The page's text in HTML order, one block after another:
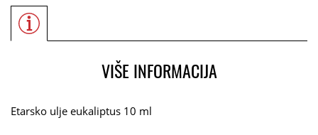
VIŠE INFORMACIJA
Etarsko ulje eukaliptus 10 ml